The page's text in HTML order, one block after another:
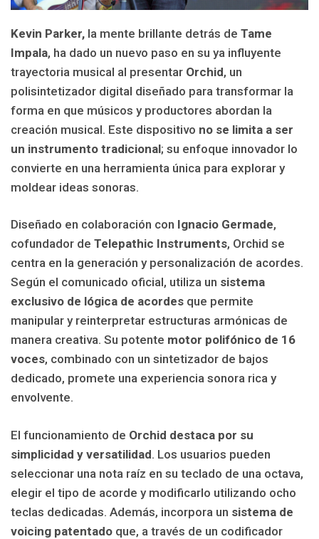
Kevin Parker, la mente brillante detrás de Tame
Impala, ha dado un nuevo paso en su ya influyente
trayectoria musical al presentar Orchid, un
polisintetizador digital diseñado para transformar la
forma en que músicos y productores abordan la
creación musical. Este dispositivo no se limita a ser
un instrumento tradicional; su enfoque innovador lo
convierte en una herramienta única para explorar y
moldear ideas sonoras.
Diseñado en colaboración con Ignacio Germade,
cofundador de Telepathic Instruments, Orchid se
centra en la generación y personalización de acordes.
Según el comunicado oficial, utiliza un sistema
exclusivo de lógica de acordes que permite
manipular y reinterpretar estructuras armónicas de
manera creativa. Su potente motor polifónico de 16
voces, combinado con un sintetizador de bajos
dedicado, promete una experiencia sonora rica y
envolvente.
El funcionamiento de Orchid destaca por su
simplicidad y versatilidad. Los usuarios pueden
seleccionar una nota raíz en su teclado de una octava,
elegir el tipo de acorde y modificarlo utilizando ocho
teclas dedicadas. Además, incorpora un sistema de
voicing patentado que, a través de un codificador